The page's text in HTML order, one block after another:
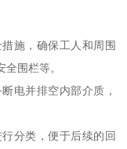
施，确保工人和周围
围栏等。
电并排空内部介质，
分类，便于后续的回